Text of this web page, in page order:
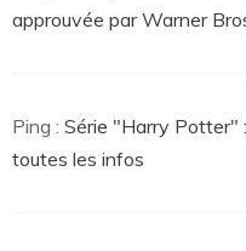
approuvée par Warner
Ping : Série "Harry Potter"
toutes les infos